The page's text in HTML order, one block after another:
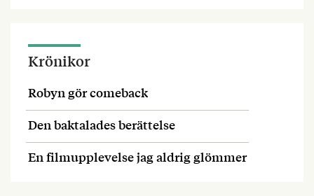
Krönikor
Robyn gör comeback
Den baktalades berättelse
En filmupplevelse jag aldrig glömmer